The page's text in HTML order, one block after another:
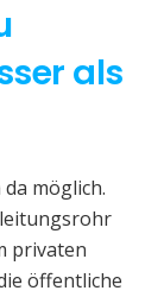
als
möglich.
privaten
öffentliche